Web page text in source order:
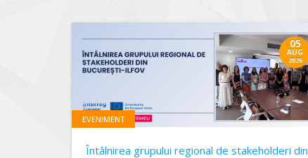
05
AUG
2026
EVENIMENT
Întâlnirea grupului regional de stakeholderi din